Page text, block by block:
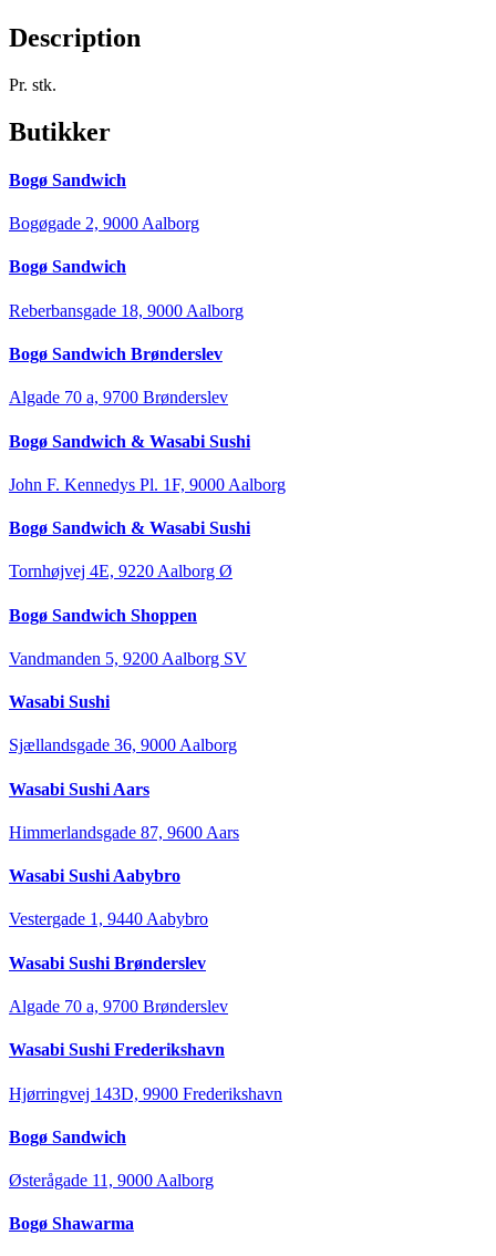
Description
Pr. stk.
Butikker
Bogø Sandwich
Bogøgade 2, 9000 Aalborg
Bogø Sandwich
Reberbansgade 18, 9000 Aalborg
Bogø Sandwich Brønderslev
Algade 70 a, 9700 Brønderslev
Bogø Sandwich & Wasabi Sushi
John F. Kennedys Pl. 1F, 9000 Aalborg
Bogø Sandwich & Wasabi Sushi
Tornhøjvej 4E, 9220 Aalborg Ø
Bogø Sandwich Shoppen
Vandmanden 5, 9200 Aalborg SV
Wasabi Sushi
Sjællandsgade 36, 9000 Aalborg
Wasabi Sushi Aars
Himmerlandsgade 87, 9600 Aars
Wasabi Sushi Aabybro
Vestergade 1, 9440 Aabybro
Wasabi Sushi Brønderslev
Algade 70 a, 9700 Brønderslev
Wasabi Sushi Frederikshavn
Hjørringvej 143D, 9900 Frederikshavn
Bogø Sandwich
Østerågade 11, 9000 Aalborg
Bogø Shawarma